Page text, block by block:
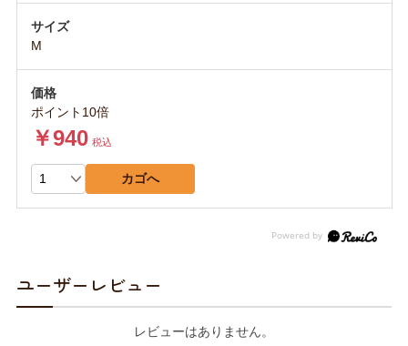
M
ポイント10倍
￥940 税込
カゴへ
ユーザーレビュー
レビューはありません。